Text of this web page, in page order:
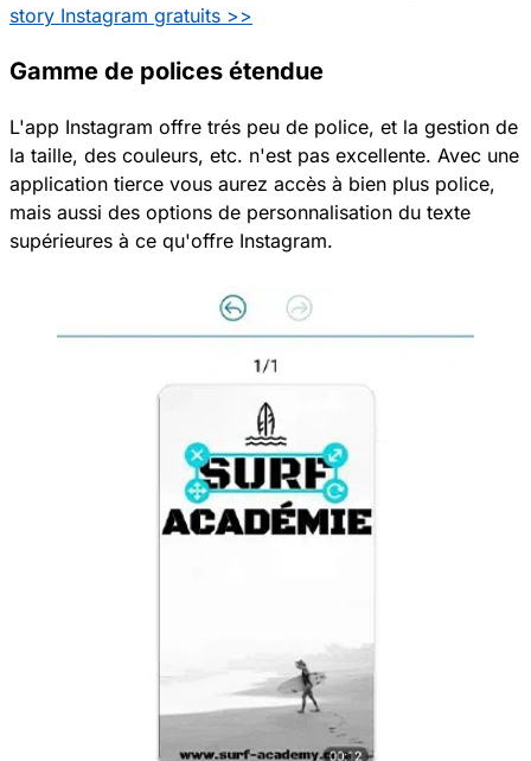
story Instagram gratuits >>
Gamme de polices étendue
L'app Instagram offre trés peu de police, et la gestion de
la taille, des couleurs, etc. n'est pas excellente. Avec une
application tierce vous aurez accès à bien plus police,
mais aussi des options de personnalisation du texte
supérieures à ce qu'offre Instagram.